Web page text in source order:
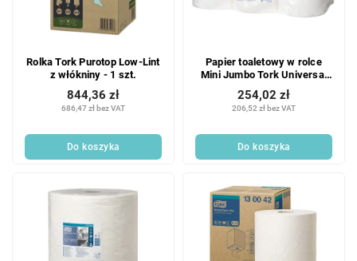
Rolka Tork Purotop Low-Lint
z włókniny - 1 szt.
686,47 zł bez VAT
844,36 zł
Do koszyka
Papier toaletowy w rolce
Mini Jumbo Tork Universal
1-warstwowy T2 - 12 szt.
206,52 zł bez VAT
254,02 zł
Do koszyka